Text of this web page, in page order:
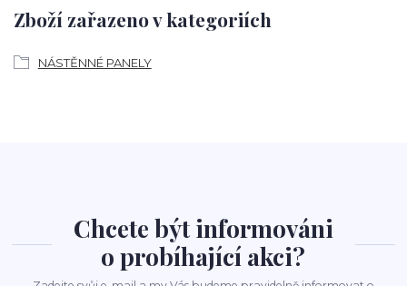
Zboží zařazeno v kategoriích
NÁSTĚNNÉ PANELY
Chcete být informováni
o probíhající akci?